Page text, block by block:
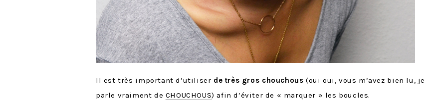
Il est très important d’utiliser de très gros chouchous (oui oui, vous m’avez bien lu, je
parle vraiment de CHOUCHOUS) afin d’éviter de « marquer » les boucles.